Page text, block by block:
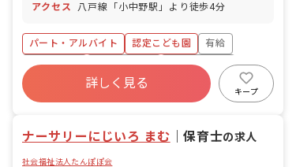
績：あり
アクセス 八戸線「小中野駅」より徒歩4分
パート・アルバイト 認定こども園
有給
残業少なめ
昇給昇進あり
産休育休制度
社会福祉法人
車通勤可
詳しく見る
キープ
ナーサリーにじいろ まむ ｜保育士の求人
社会福祉法人たんぽぽ会